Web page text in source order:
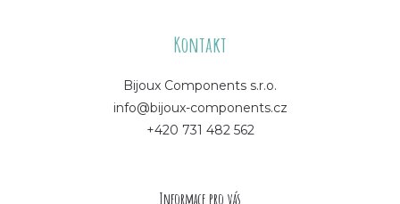
Kontakt
Bijoux Components s.r.o.
info@bijoux-components.cz
+420 731 482 562
Informace pro vás